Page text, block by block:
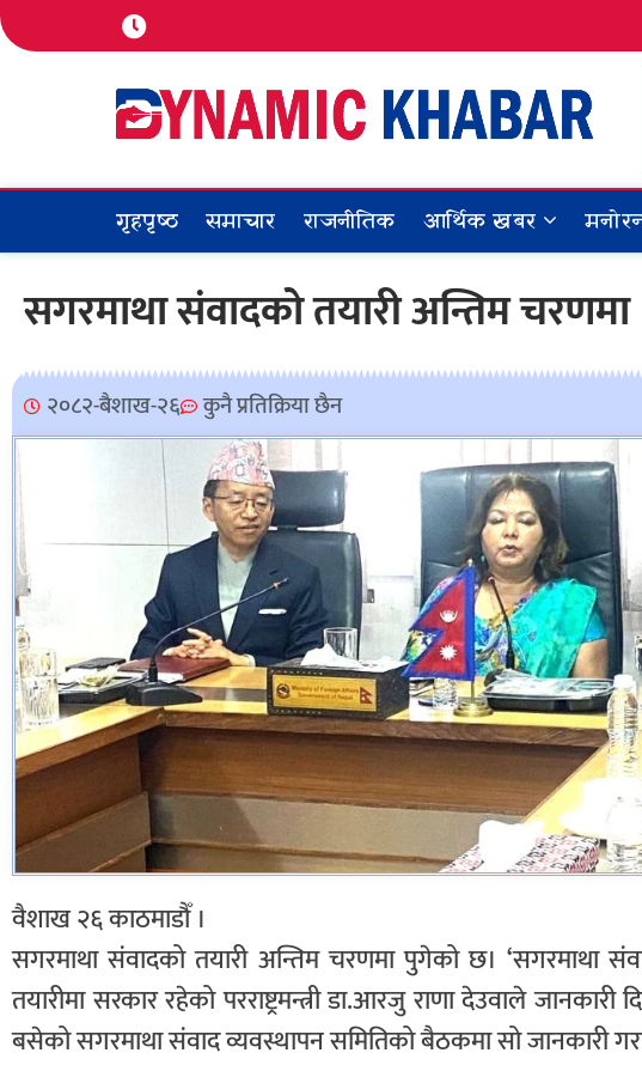
ALL
गृहपृष्ठ समाचार राजनीतिक आर्थिक खबर
सगरमाथा संवादको तयारी अन्तिम चरणमा
२०८२-बैशाख-२६ कुनै प्रतिक्रिया छैन
वैशाख २६ काठमाडौँ ।
सगरमाथा संवादको तयारी अन्तिम चरणमा पुगेको छ। ‘सगरमाथा
तयारीमा सरकार रहेको परराष्ट्रमन्त्री डा.आरजु राणा देउवाले जानकारी
बसेको सगरमाथा संवाद व्यवस्थापन समितिको बैठकमा सो जानकारी